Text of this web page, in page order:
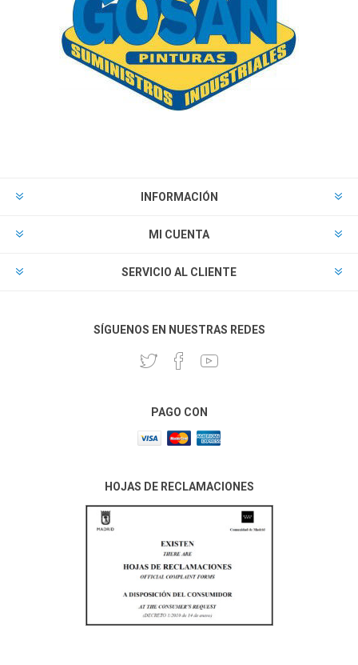
INFORMACIÓN
MI CUENTA
SERVICIO AL CLIENTE
SÍGUENOS EN NUESTRAS REDES
PAGO CON
HOJAS DE RECLAMACIONES